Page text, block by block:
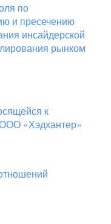
по
и пресечению
инсайдерской
рынком
к
«Хэдхантер»